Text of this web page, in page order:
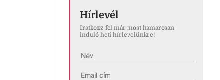
Hírlevél
Iratkozz fel már most hamarosan
induló heti hírlevelünkre!